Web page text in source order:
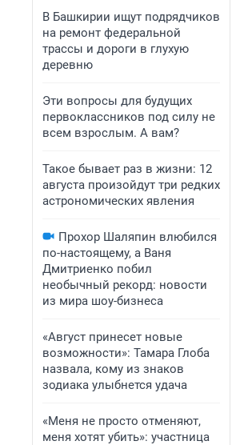
В Башкирии ищут подрядчиков
на ремонт федеральной
трассы и дороги в глухую
деревню
Эти вопросы для будущих
первоклассников под силу не
всем взрослым. А вам?
Такое бывает раз в жизни: 12
августа произойдут три редких
астрономических явления
Прохор Шаляпин влюбился
по-настоящему, а Ваня
Дмитриенко побил
необычный рекорд: новости
из мира шоу-бизнеса
«Август принесет новые
возможности»: Тамара Глоба
назвала, кому из знаков
зодиака улыбнется удача
«Меня не просто отменяют,
меня хотят убить»: участница